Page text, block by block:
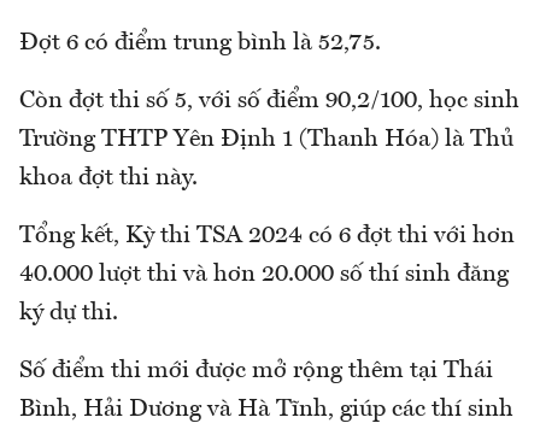
Đợt 6 có điểm trung bình là 52,75.
Còn đợt thi số 5, với số điểm 90,2/100, học sinh
Trường THTP Yên Định 1 (Thanh Hóa) là Thủ
khoa đợt thi này.
Tổng kết, Kỳ thi TSA 2024 có 6 đợt thi với hơn
40.000 lượt thi và hơn 20.000 số thí sinh đăng
ký dự thi.
Số điểm thi mới được mở rộng thêm tại Thái
Bình, Hải Dương và Hà Tĩnh, giúp các thí sinh